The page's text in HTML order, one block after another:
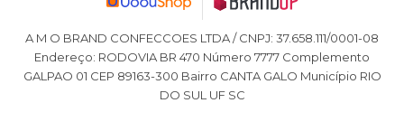
A M O BRAND CONFECCOES LTDA / CNPJ: 37.658.111/0001-08
Endereço: RODOVIA BR 470 Número 7777 Complemento
GALPAO 01 CEP 89163-300 Bairro CANTA GALO Município RIO
DO SUL UF SC